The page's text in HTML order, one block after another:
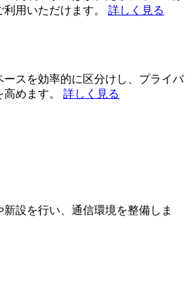
用いただけます。 詳しく見る
ースを効率的に区分けし、プライバ
めます。 詳しく見る
設を行い、通信環境を整備しま